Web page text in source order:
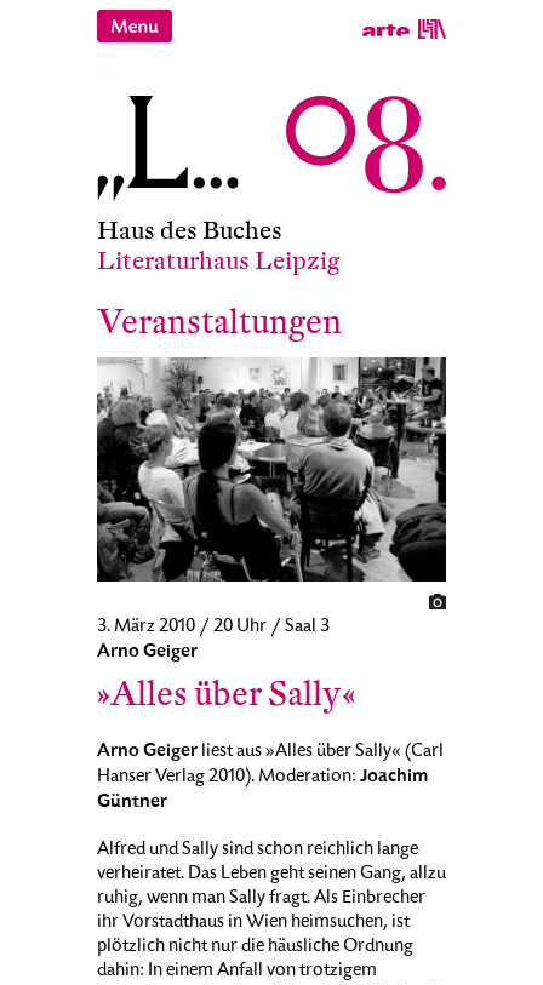
Haus des Buches
Literaturhaus Leipzig
Veranstaltungen
3. März 2010 / 20 Uhr / Saal 3
Arno Geiger
»Alles über Sally«
Arno Geiger liest aus »Alles über Sally« (Carl
Hanser Verlag 2010). Moderation: Joachim
Güntner
Alfred und Sally sind schon reichlich lange
verheiratet. Das Leben geht seinen Gang, allzu
ruhig, wenn man Sally fragt. Als Einbrecher
ihr Vorstadthaus in Wien heimsuchen, ist
plötzlich nicht nur die häusliche Ordnung
dahin: In einem Anfall von trotzigem